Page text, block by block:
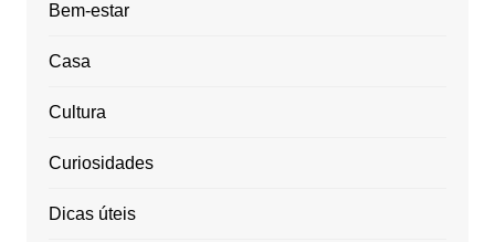
Bem-estar
Casa
Cultura
Curiosidades
Dicas úteis